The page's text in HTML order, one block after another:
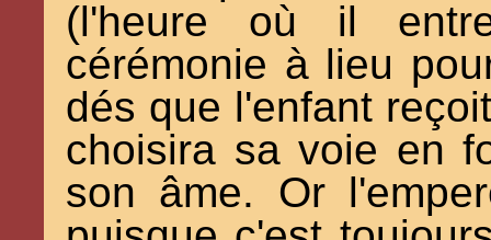
(l'heure où il
cérémonie à lieu
dés que l'enfant
choisira sa voie en
son âme. Or